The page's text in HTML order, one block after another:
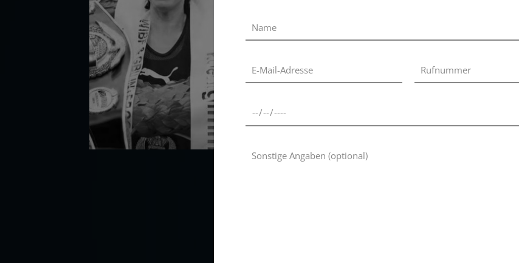
konsequenter Trainingsarbeit. Nina
Boxsport über viele Jahre auf höchstem
sondern als zusammenhängendes